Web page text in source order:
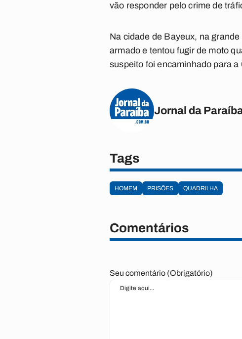
vão responder pelo crime de
Na cidade de Bayeux, na
armado e tentou fugir de moto
suspeito foi encaminhado para
Jornal da
Tags
HOMEM PRISÕES QUADRILHA
Comentários
Seu comentário (Obrigatório)